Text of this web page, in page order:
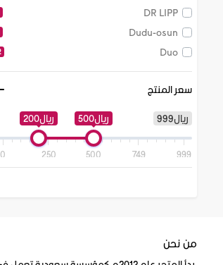
DR LIPP
Dudu-osun
Duo
Fair White
Hello Hair
It Works
ITS Skin
Ivation
Lime Crime
سعر المنتج
ريال999 ريال200 ريال500
0 250 500 749 999
من نحن